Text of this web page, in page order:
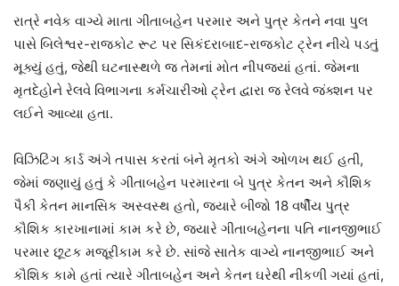
રાત્રે નવેક વાગ્યે માતા ગીતાબહેન પરમાર અને પુત્ર કેતને નવા પુલ
પાસે બિલેશ્વર-રાજકોટ રૂટ પર સિકંદરાબાદ-રાજકોટ ટ્રેન નીચે પડતું
મૂક્યું હતું, જેથી ઘટનાસ્થળે જ તેમનાં મોત નીપજ્યાં હતાં. જેમના
મૃતદેહોને રેલવે વિભાગના કર્મચારીઓ ટ્રેન દ્વારા જ રેલવે જંક્શન પર
લઈને આવ્યા હતા.
વિઝિટિંગ કાર્ડ અંગે તપાસ કરતાં બંને મૃતકો અંગે ઓળખ થઈ હતી,
જેમાં જણાયું હતું કે ગીતાબહેન પરમારના બે પુત્ર કેતન અને કૌશિક
પૈકી કેતન માનસિક અસ્વસ્થ હતો, જ્યારે બીજો 18 વર્ષીય પુત્ર
કૌશિક કારખાનામાં કામ કરે છે, જ્યારે ગીતાબહેનના પતિ નાનજીભાઈ
પરમાર છૂટક મજૂરીકામ કરે છે. સાંજે સાતેક વાગ્યે નાનજીભાઈ અને
કૌશિક કામે હતાં ત્યારે ગીતાબહેન અને કેતન ઘરેથી નીકળી ગયાં હતાં,